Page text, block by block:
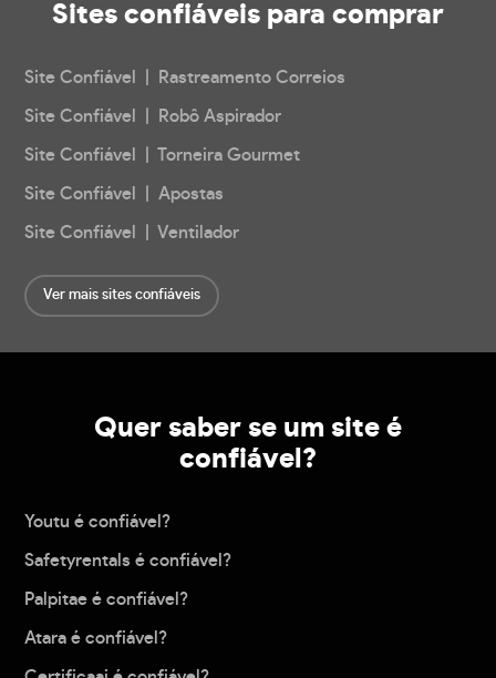
Sites confiáveis para comprar
Site Confiável | Rastreamento Correios
Site Confiável | Robô Aspirador
Site Confiável | Torneira Gourmet
Site Confiável | Apostas
Site Confiável | Ventilador
Ver mais sites confiáveis
Quer saber se um site é
confiável?
Youtu é confiável?
Safetyrentals é confiável?
Palpitae é confiável?
Atara é confiável?